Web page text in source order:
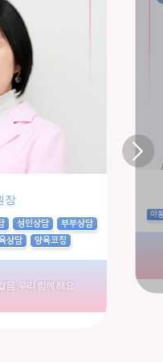
장
성인상담
부부상담
상담 양육코칭
음. 우리 함께 해요
아